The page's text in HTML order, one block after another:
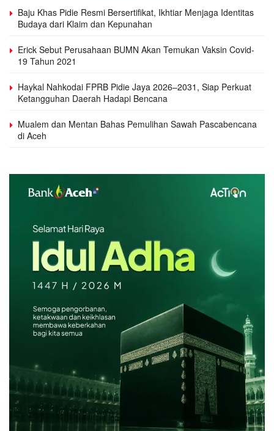
Baju Khas Pidie Resmi Bersertifikat, Ikhtiar Menjaga Identitas
Budaya dari Klaim dan Kepunahan
Erick Sebut Perusahaan BUMN Akan Temukan Vaksin Covid-
19 Tahun 2021
Haykal Nahkodai FPRB Pidie Jaya 2026–2031, Siap Perkuat
Ketangguhan Daerah Hadapi Bencana
Mualem dan Mentan Bahas Pemulihan Sawah Pascabencana
di Aceh